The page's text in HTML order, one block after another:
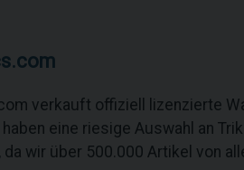
verkauft offiziell lizenzierte
haben eine riesige Auswahl an
da wir über 500.000 Artikel von